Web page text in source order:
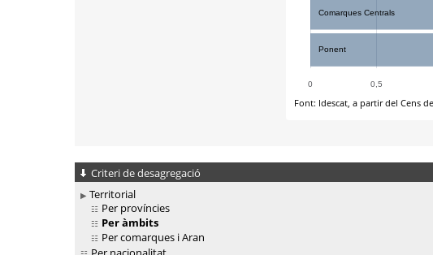
Criteri de desagregació
Territorial
Per províncies
Per àmbits
Per comarques i Aran